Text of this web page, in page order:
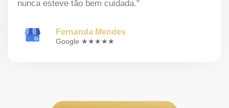
nunca esteve tão bem cuidada."
Fernanda Mendes
Google ★★★★★